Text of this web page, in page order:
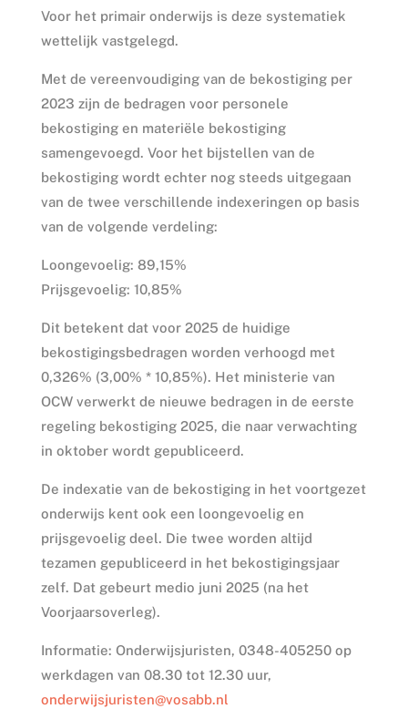
Voor het primair onderwijs is deze systematiek
wettelijk vastgelegd.
Met de vereenvoudiging van de bekostiging per
2023 zijn de bedragen voor personele
bekostiging en materiële bekostiging
samengevoegd. Voor het bijstellen van de
bekostiging wordt echter nog steeds uitgegaan
van de twee verschillende indexeringen op basis
van de volgende verdeling:
Loongevoelig: 89,15%
Prijsgevoelig: 10,85%
Dit betekent dat voor 2025 de huidige
bekostigingsbedragen worden verhoogd met
0,326% (3,00% * 10,85%). Het ministerie van
OCW verwerkt de nieuwe bedragen in de eerste
regeling bekostiging 2025, die naar verwachting
in oktober wordt gepubliceerd.
De indexatie van de bekostiging in het voortgezet
onderwijs kent ook een loongevoelig en
prijsgevoelig deel. Die twee worden altijd
tezamen gepubliceerd in het bekostigingsjaar
zelf. Dat gebeurt medio juni 2025 (na het
Voorjaarsoverleg).
Informatie: Onderwijsjuristen, 0348-405250 op
werkdagen van 08.30 tot 12.30 uur,
onderwijsjuristen@vosabb.nl